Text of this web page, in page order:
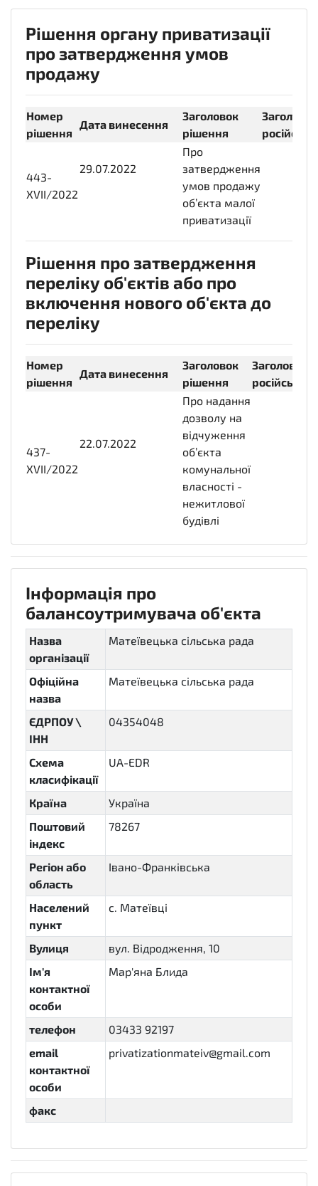
Рішення органу приватизації
про затвердження умов
продажу
Номер
рішення
Дата винесення
Заголовок
рішення
Заголовок
443-
XVII/2022
29.07.2022
Про
затвердження
умов продажу
об’єкта малої
приватизації
Рішення про затвердження
переліку об'єктів або про
включення нового об'єкта до
переліку
Номер
рішення
Дата винесення
Заголовок
рішення
Заголовок
російською
437-
XVII/2022
22.07.2022
Про надання
дозволу на
відчуження
об’єкта
комунальної
власності -
нежитлової
будівлі
Інформація про
балансоутримувача об'єкта
Назва
організації
Матеївецька сільська рада
Офіційна
назва
Матеївецька сільська рада
ЄДРПОУ \
ІНН
04354048
Схема
класифікації
UA-EDR
Країна
Україна
Поштовий
індекс
78267
Регіон або
область
Івано-Франківська
Населений
пункт
с. Матеївці
Вулиця
вул. Відродження, 10
Ім'я
контактної
особи
Мар'яна Блида
телефон
03433 92197
email
контактної
особи
privatizationmateiv@gmail.com
факс